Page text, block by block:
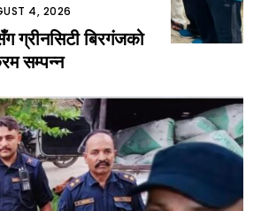
4, 2026
ग्रीनसिटी बिरगंजको
सम्पन्न